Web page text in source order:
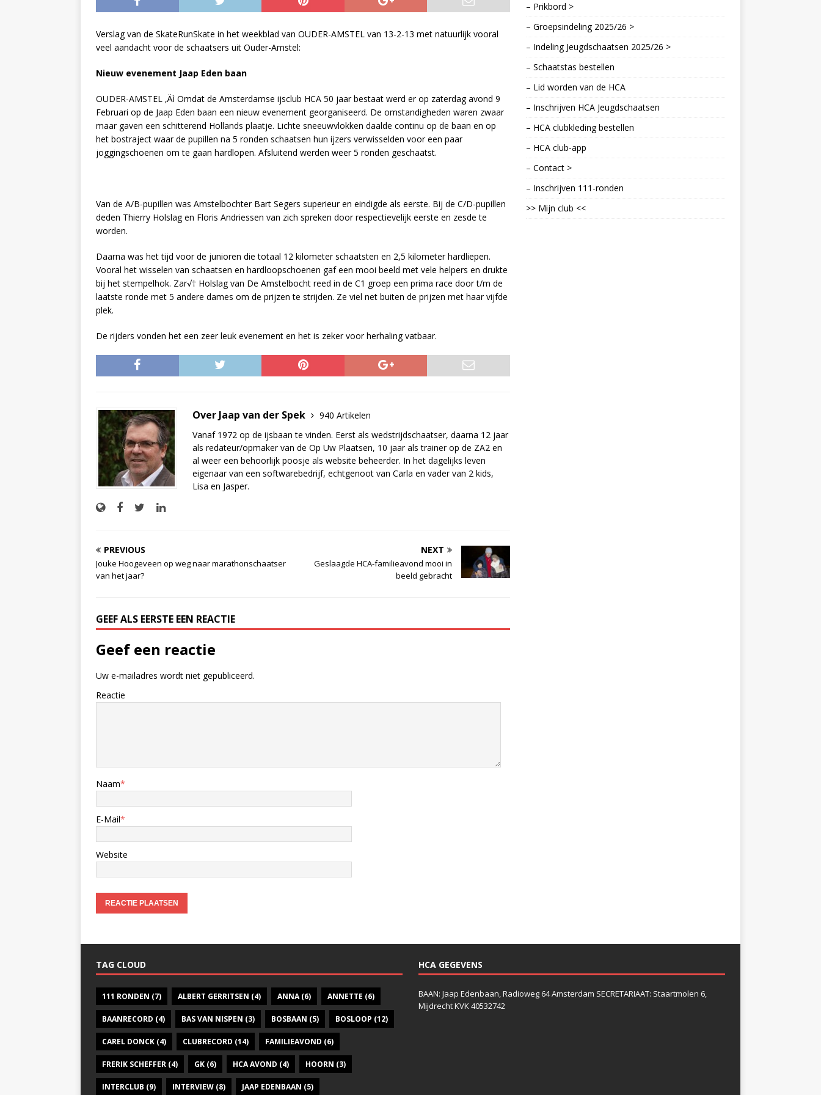
Verslag van de SkateRunSkate in het weekblad van OUDER-AMSTEL van 13-2-13 met natuurlijk vooral
veel aandacht voor de schaatsers uit Ouder-Amstel:
Nieuw evenement Jaap Eden baan
OUDER-AMSTEL ‚Äì Omdat de Amsterdamse ijsclub HCA 50 jaar bestaat werd er op zaterdag avond 9
Februari op de Jaap Eden baan een nieuw evenement georganiseerd. De omstandigheden waren zwaar
maar gaven een schitterend Hollands plaatje. Lichte sneeuwvlokken daalde continu op de baan en op
het bostraject waar de pupillen na 5 ronden schaatsen hun ijzers verwisselden voor een paar
joggingschoenen om te gaan hardlopen. Afsluitend werden weer 5 ronden geschaatst.
Van de A/B-pupillen was Amstelbochter Bart Segers superieur en eindigde als eerste. Bij de C/D-pupillen
deden Thierry Holslag en Floris Andriessen van zich spreken door respectievelijk eerste en zesde te
worden.
Daarna was het tijd voor de junioren die totaal 12 kilometer schaatsten en 2,5 kilometer hardliepen.
Vooral het wisselen van schaatsen en hardloopschoenen gaf een mooi beeld met vele helpers en drukte
bij het stempelhok. Zar√† Holslag van De Amstelbocht reed in de C1 groep een prima race door t/m de
laatste ronde met 5 andere dames om de prijzen te strijden. Ze viel net buiten de prijzen met haar vijfde
plek.
De rijders vonden het een zeer leuk evenement en het is zeker voor herhaling vatbaar.
Over Jaap van der Spek
940 Artikelen
Vanaf 1972 op de ijsbaan te vinden. Eerst als wedstrijdschaatser, daarna 12 jaar
als redateur/opmaker van de Op Uw Plaatsen, 10 jaar als trainer op de ZA2 en
al weer een behoorlijk poosje als website beheerder. In het dagelijks leven
eigenaar van een softwarebedrijf, echtgenoot van Carla en vader van 2 kids,
Lisa en Jasper.
PREVIOUS
Jouke Hoogeveen op weg naar marathonschaatser
van het jaar?
NEXT
Geslaagde HCA-familieavond mooi in
beeld gebracht
GEEF ALS EERSTE EEN REACTIE
Geef een reactie
Uw e-mailadres wordt niet gepubliceerd.
Reactie
Naam*
E-Mail*
Website
– Prikbord >
– Groepsindeling 2025/26 >
– Indeling Jeugdschaatsen 2025/26 >
– Schaatstas bestellen
– Lid worden van de HCA
– Inschrijven HCA Jeugdschaatsen
– HCA clubkleding bestellen
– HCA club-app
– Contact >
– Inschrijven 111-ronden
>> Mijn club <<
TAG CLOUD
111 RONDEN (7) ALBERT GERRITSEN (4) ANNA(6) ANNETTE (6)
BAANRECORD (4) BAS VAN NISPEN (3) BOSBAAN (5) BOSLOOP (12)
CAREL DONCK (4) CLUBRECORD (14) FAMILIEAVOND (6)
FRERIK SCHEFFER (4) GK (6) HCA AVOND (4) HOORN (3)
INTERCLUB (9) INTERVIEW (8) JAAP EDENBAAN (5)
HCA GEGEVENS
BAAN: Jaap Edenbaan, Radioweg 64 Amsterdam SECRETARIAAT: Staartmolen 6,
Mijdrecht KVK 40532742